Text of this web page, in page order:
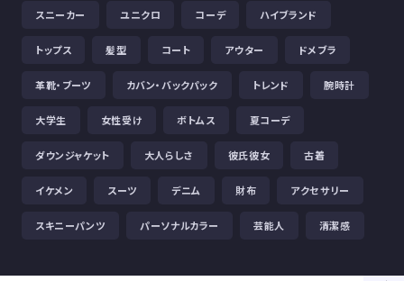
スニーカー ユニクロ コーデ ハイブランド
トップス 髪型 コート アウター ドメブラ
革靴・ブーツ カバン・バックパック トレンド 腕時計
大学生 女性受け ボトムス 夏コーデ
ダウンジャケット 大人らしさ 彼氏彼女 古着
イケメン スーツ デニム 財布 アクセサリー
スキニーパンツ パーソナルカラー 芸能人 清潔感